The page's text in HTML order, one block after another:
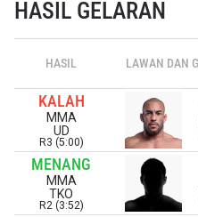
HASIL GELARAN
HASIL LAWAN DAN
KALAH
MMA
UD
R3 (5:00)
MENANG
MMA
TKO
R2 (3:52)